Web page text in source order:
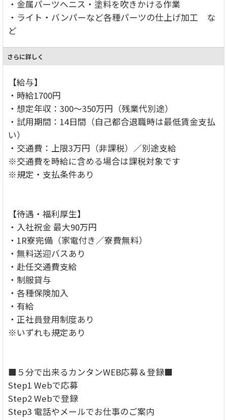
・金属パーツへニス・塗料を吹きかける作業
・ライト・バンパーなど各種パーツの仕上げ加工 な
ど
さらに詳しく
【給与】
・時給1700円
・想定年収：300～350万円（残業代別途）
・試用期間：14日間（自己都合退職時は最低賃金支払
い）
・交通費：上限3万円（非課税）／別途支給
※交通費を時給に含める場合は課税対象です
※規定・支払条件あり
【待遇・福利厚生】
・入社祝金 最大90万円
・1R寮完備（家電付き／寮費無料）
・無料送迎バスあり
・赴任交通費支給
・制服貸与
・各種保険加入
・有給
・正社員登用制度あり
※いずれも規定あり
■５分で出来るカンタンWEB応募＆登録■
Step1 Webで応募
Step2 Webで登録
Step3 電話やメールでお仕事のご案内